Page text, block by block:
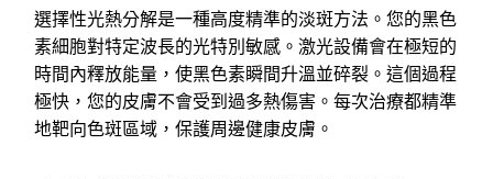
選擇性光熱分解是一種高度精準的淡斑方法。您的黑色
素細胞對特定波長的光特別敏感。激光設備會在極短的
時間內釋放能量，使黑色素瞬間升溫並碎裂。這個過程
極快，您的皮膚不會受到過多熱傷害。每次治療都精準
地靶向色斑區域，保護周邊健康皮膚。